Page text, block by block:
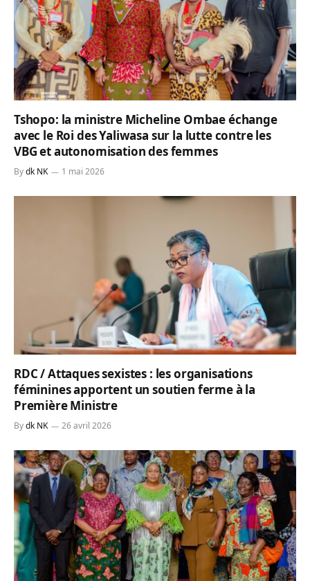
Tshopo: la ministre Micheline Ombae échange
avec le Roi des Yaliwasa sur la lutte contre les
VBG et autonomisation des femmes
Bydk NK 1 mai 2026
RDC / Attaques sexistes : les organisations
féminines apportent un soutien ferme à la
Première Ministre
Bydk NK 26 avril 2026